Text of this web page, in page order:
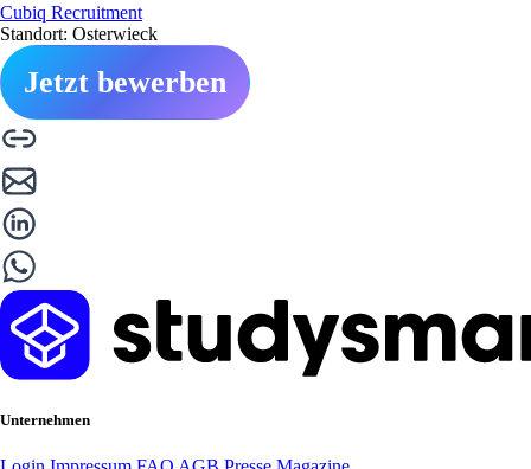
Cubiq Recruitment
Standort: Osterwieck
Jetzt bewerben
Unternehmen